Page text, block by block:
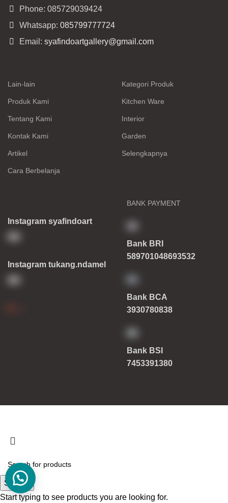
Phone: 085729039424
Whatsapp: 085799777724
Email: syafindoartgallery@gmail.com
Lain-lain
Produk Kami
Tentang Kami
Kontak Kami
Artikel
Cara Berbelanja
Kategori Produk
Kitchen Ware
Interior
Garden
Selengkapnya
Instagram syafindoart
Instagram tukang.ndamel
BANK PAYMENT
Bank BRI
589701048693532
Bank BCA
3930780838
Bank BSI
7453391380
Search
Start typing to see products you are looking for.